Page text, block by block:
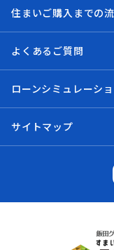
住まいご購入までの
よくあるご質問
ローンシミュレーシ
サイトマップ